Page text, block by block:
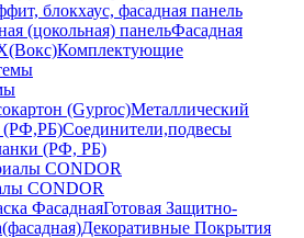
блокхаус, фасадная панель
(цокольная) панельФасадная
Комплектующие
(Gyproc)Металлический
(РФ,РБ)Соединители,подвесы
(РФ, РБ)
CONDOR
ФасаднаяГотовая Защитно-
Декоративные Покрытия